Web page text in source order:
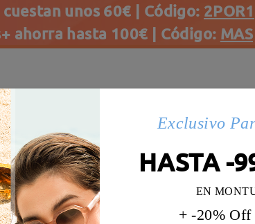
cuestan unos 60€ | Código: 2POR1
ahorra hasta 100€ | Código: MAS
129 mm (Medio) Diametro de lentes: 54 mm
Material de la montura:
Exclusivo
HASTA -
EN
+ -20% Off